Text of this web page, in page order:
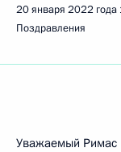
20 января 2022 года
Поздравления
Уважаемый Римас